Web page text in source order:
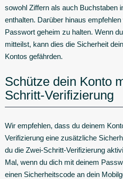
sowohl Ziffern als auch Buchstaben
enthalten. Darüber hinaus
Passwort geheim zu halten. Wenn
mitteilst, kann dies die Sicherheit
Kontos gefährden.
Schütze dein Konto
Schritt-Verifizierung
Wir empfehlen, dass du deinem
Verifizierung eine zusätzliche
du die Zwei-Schritt-Verifizierung
Mal, wenn du dich mit deinem
einen Sicherheitscode an dein